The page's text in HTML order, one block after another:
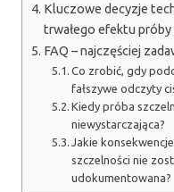
Kluczowe decyzje
trwałego efektu
FAQ – najczęściej
Co zrobić, gdy
fałszywe odczyty
Kiedy próba
niewystarczająca?
Jakie
szczelności nie
udokumentowana?